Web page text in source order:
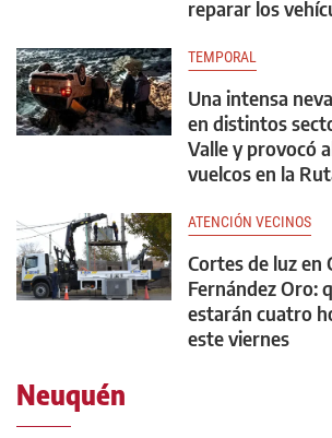
reparar los
TEMPORAL
Una intensa
en distintos
Valle y provocó
vuelcos en la
ATENCIÓN VECINOS
Cortes de luz en
Fernández Oro:
estarán cuatro
este viernes
Neuquén